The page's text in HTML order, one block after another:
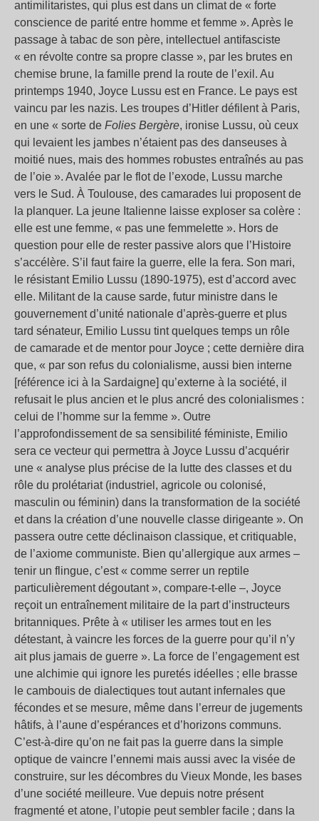
antimilitaristes, qui plus est dans un climat de « forte
conscience de parité entre homme et femme ». Après le
passage à tabac de son père, intellectuel antifasciste
« en révolte contre sa propre classe », par les brutes en
chemise brune, la famille prend la route de l’exil. Au
printemps 1940, Joyce Lussu est en France. Le pays est
vaincu par les nazis. Les troupes d’Hitler défilent à Paris,
en une « sorte de Folies Bergère, ironise Lussu, où ceux
qui levaient les jambes n’étaient pas des danseuses à
moitié nues, mais des hommes robustes entraînés au pas
de l’oie ». Avalée par le flot de l’exode, Lussu marche
vers le Sud. À Toulouse, des camarades lui proposent de
la planquer. La jeune Italienne laisse exploser sa colère :
elle est une femme, « pas une femmelette ». Hors de
question pour elle de rester passive alors que l’Histoire
s’accélère. S’il faut faire la guerre, elle la fera. Son mari,
le résistant Emilio Lussu (1890-1975), est d’accord avec
elle. Militant de la cause sarde, futur ministre dans le
gouvernement d’unité nationale d’après-guerre et plus
tard sénateur, Emilio Lussu tint quelques temps un rôle
de camarade et de mentor pour Joyce ; cette dernière dira
que, « par son refus du colonialisme, aussi bien interne
[référence ici à la Sardaigne] qu’externe à la société, il
refusait le plus ancien et le plus ancré des colonialismes :
celui de l’homme sur la femme ». Outre
l’approfondissement de sa sensibilité féministe, Emilio
sera ce vecteur qui permettra à Joyce Lussu d’acquérir
une « analyse plus précise de la lutte des classes et du
rôle du prolétariat (industriel, agricole ou colonisé,
masculin ou féminin) dans la transformation de la société
et dans la création d’une nouvelle classe dirigeante ». On
passera outre cette déclinaison classique, et critiquable,
de l’axiome communiste. Bien qu’allergique aux armes –
tenir un flingue, c’est « comme serrer un reptile
particulièrement dégoutant », compare-t-elle –, Joyce
reçoit un entraînement militaire de la part d’instructeurs
britanniques. Prête à « utiliser les armes tout en les
détestant, à vaincre les forces de la guerre pour qu’il n’y
ait plus jamais de guerre ». La force de l’engagement est
une alchimie qui ignore les puretés idéelles ; elle brasse
le cambouis de dialectiques tout autant infernales que
fécondes et se mesure, même dans l’erreur de jugements
hâtifs, à l’aune d’espérances et d’horizons communs.
C’est-à-dire qu’on ne fait pas la guerre dans la simple
optique de vaincre l’ennemi mais aussi avec la visée de
construire, sur les décombres du Vieux Monde, les bases
d’une société meilleure. Vue depuis notre présent
fragmenté et atone, l’utopie peut sembler facile ; dans la